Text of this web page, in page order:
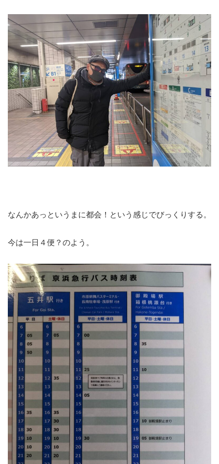
なんかあっというまに都会！という感じでびっくりする。
今は一日４便？のよう。